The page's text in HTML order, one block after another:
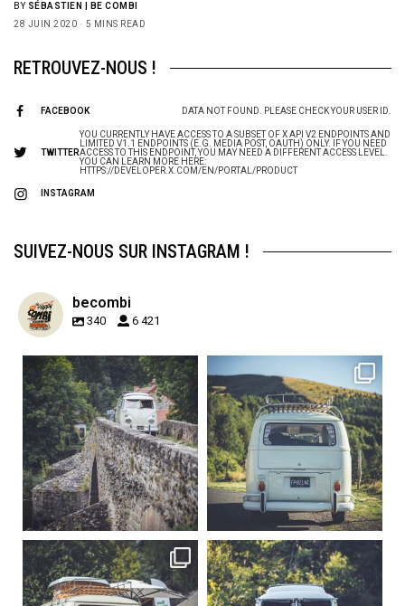
BY SÉBASTIEN | BE COMBI
28 JUIN 2020
5 MINS READ
RETROUVEZ-NOUS !
FACEBOOK DATA NOT FOUND. PLEASE CHECK YOUR USER ID.
TWITTER
YOU CURRENTLY HAVE ACCESS TO A SUBSET OF X API V2 ENDPOINTS AND
LIMITED V1.1 ENDPOINTS (E.G. MEDIA POST, OAUTH) ONLY. IF YOU NEED
ACCESS TO THIS ENDPOINT, YOU MAY NEED A DIFFERENT ACCESS LEVEL.
YOU CAN LEARN MORE HERE:
HTTPS://DEVELOPER.X.COM/EN/PORTAL/PRODUCT
INSTAGRAM
SUIVEZ-NOUS SUR INSTAGRAM !
becombi
340 6 421
becombi
Sep 15
219
3
Sep 12
216
3
becombi becombi